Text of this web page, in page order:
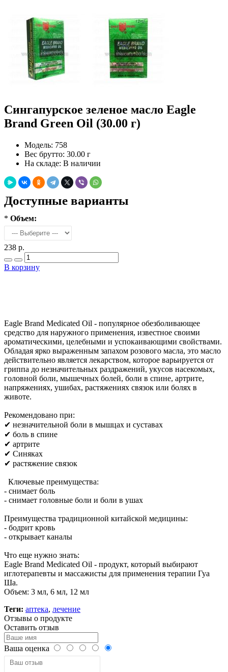
Сингапурское зеленое масло Eagle
Brand Green Oil (30.00 г)
Модель: 758
Вес брутто: 30.00 г
На складе: В наличии
Доступные варианты
* Объем:
238 р.
В корзину
Eagle Brand Medicated Oil - популярное обезболивающее
средство для наружного применения, известное своими
ароматическими, целебными и успокаивающими свойствами.
Обладая ярко выраженным запахом розового масла, это масло
действительно является лекарством, которое варьируется от
гриппа до незначительных раздражений, укусов насекомых,
головной боли, мышечных болей, боли в спине, артрите,
напряжениях, ушибах, растяжениях связок или болях в
животе.
Рекомендовано при:
✔ незначительной боли в мышцах и суставах
✔ боль в спине
✔ артрите
✔ Синяках
✔ растяжение связок
Ключевые преимущества:
- снимает боль
- снимает головные боли и боли в ушах
Преимущества традиционной китайской медицины:
- бодрит кровь
- открывает каналы
Что еще нужно знать:
Eagle Brand Medicated Oil - продукт, который выбирают
иглотерапевты и массажисты для применения терапии Гуа
Ша.
Объем: 3 мл, 6 мл, 12 мл
Теги: аптека, лечение
Отзывы о продукте
Оставить отзыв
Ваша оценка